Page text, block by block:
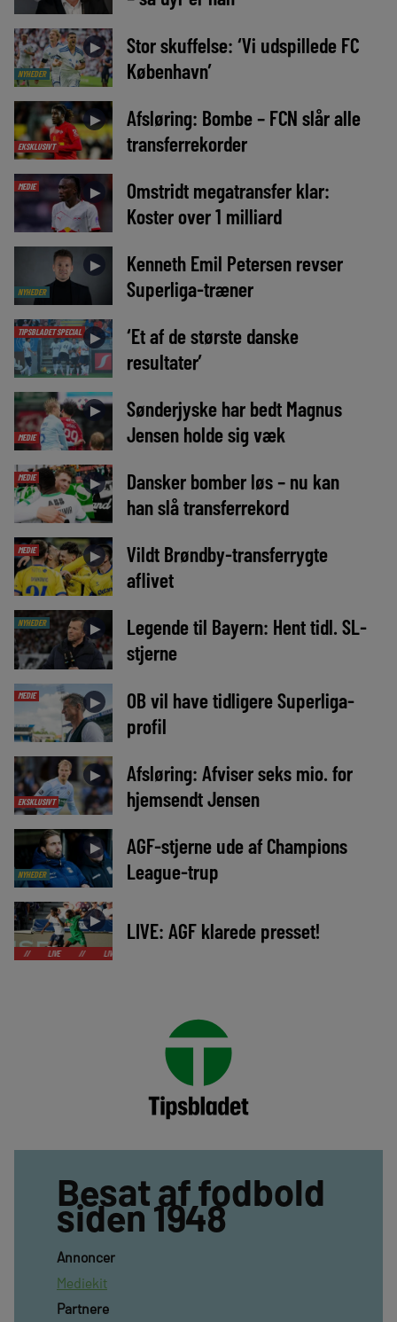
NYHEDER
►
Stor skuffelse: ‘Vi udspillede FC
København’
EKSKLUSIVT
►
Afsløring: Bombe – FCN slår alle
transferrekorder
MEDIE ►
Omstridt megatransfer klar:
Koster over 1 milliard
NYHEDER
►
Kenneth Emil Petersen revser
Superliga-træner
TIPSBLADET SPECIAL ►
‘Et af de største danske
resultater’
MEDIE
►
Sønderjyske har bedt Magnus
Jensen holde sig væk
MEDIE ►
Dansker bomber løs – nu kan
han slå transferrekord
MEDIE ►
Vildt Brøndby-transferrygte
aflivet
NYHEDER ►
Legende til Bayern: Hent tidl. SL-
stjerne
MEDIE ►
OB vil have tidligere Superliga-
profil
EKSKLUSIVT
►
Afsløring: Afviser seks mio. for
hjemsendt Jensen
NYHEDER
►
AGF-stjerne ude af Champions
League-trup
►
// LIVE // LIVE
LIVE: AGF klarede presset!
Besat af fodbold
siden 1948
Annoncer
Mediekit
Partnere